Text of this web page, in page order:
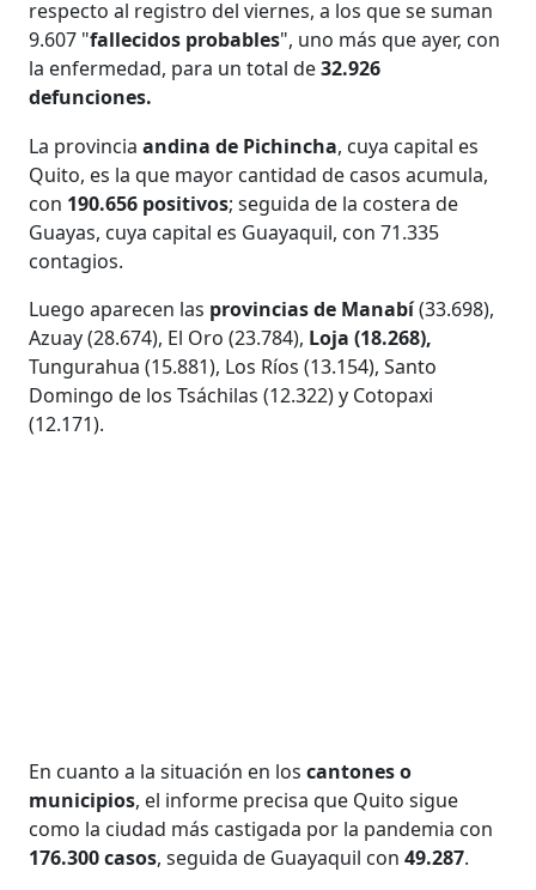
respecto al registro del viernes, a los que se suman
9.607 "fallecidos probables", uno más que ayer, con
la enfermedad, para un total de32.926
defunciones.
La provinciaandina de Pichincha, cuya capital es
Quito, es la que mayor cantidad de casos acumula,
con 190.656 positivos; seguida de la costera de
Guayas, cuya capital es Guayaquil, con 71.335
contagios.
Luego aparecen las provincias de Manabí(33.698),
Azuay (28.674), El Oro (23.784), Loja (18.268),
Tungurahua (15.881), Los Ríos (13.154), Santo
Domingo de los Tsáchilas (12.322) y Cotopaxi
(12.171).
En cuanto a la situación en loscantones o
municipios, el informe precisa que Quito sigue
como la ciudad más castigada por la pandemia con
176.300 casos, seguida de Guayaquil con49.287.